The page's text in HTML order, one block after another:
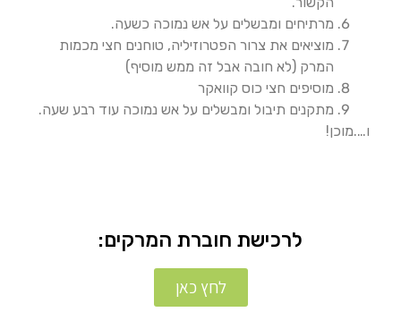
מרתיחים ומבשלים על אש נמוכה כשעה.
מוציאים את צרור הפטרוזיליה, טוחנים חצי מכמות
המרק (לא חובה אבל זה ממש מוסיף)
מוסיפים חצי כוס קוואקר
מתקנים תיבול ומבשלים על אש נמוכה עוד רבע שעה.
ו….מוכן!
לרכישת חוברת המרקים:
לחץ כאן